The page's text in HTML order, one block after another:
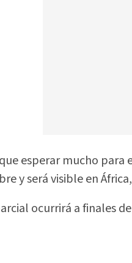
esperar mucho
y será visible en África,
ocurrirá a finales